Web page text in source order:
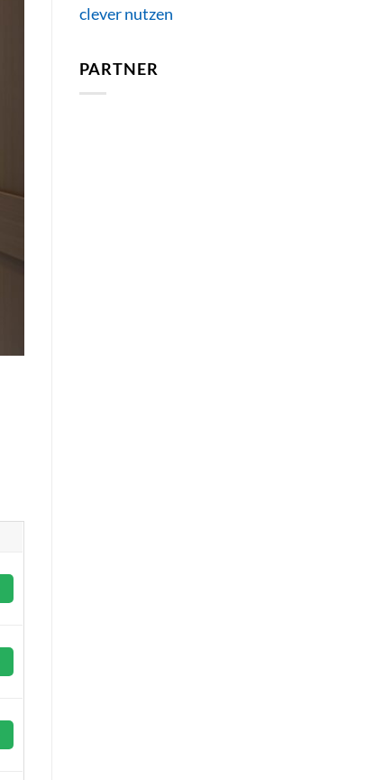
clever nutzen
PARTNER